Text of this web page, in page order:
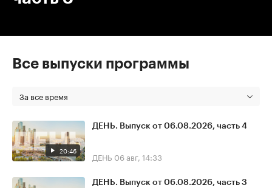
Все выпуски программы
За все время
20:46
ДЕНЬ. Выпуск от 06.08.2026, часть 4
ДЕНЬ 06 авг, 14:33
ДЕНЬ. Выпуск от 06.08.2026, часть 3